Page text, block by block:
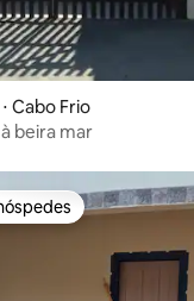
Cabo Frio
beira mar
preferidos dos hóspedes